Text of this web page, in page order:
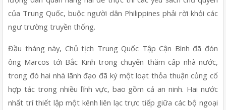
của Trung Quốc, buộc người dân Philippines phải rời khỏi các
ngư trường truyền thống.
Đầu tháng này, Chủ tịch Trung Quốc Tập Cận Bình đã đón
ông Marcos tới Bắc Kinh trong chuyến thăm cấp nhà nước,
trong đó hai nhà lãnh đạo đã ký một loạt thỏa thuận củng cố
hợp tác trong nhiều lĩnh vực, bao gồm cả an ninh. Hai nước
nhất trí thiết lập một kênh liên lạc trực tiếp giữa các bộ ngoại